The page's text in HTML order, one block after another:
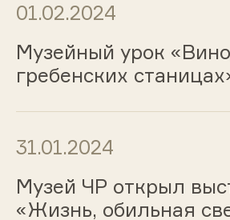
01.02.2024
Музейный урок
гребенских
31.01.2024
Музей ЧР открыл
«Жизнь, обильная